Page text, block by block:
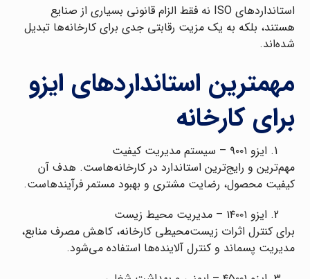
استانداردهای ISO نه فقط الزام قانونی بسیاری از صنایع
هستند، بلکه به یک مزیت رقابتی جدی برای کارخانه‌ها تبدیل
شده‌اند.
مهمترین استانداردهای ایزو
برای کارخانه
ایزو ۹۰۰۱ – سیستم مدیریت کیفیت
مهم‌ترین و رایج‌ترین استاندارد در کارخانه‌هاست. هدف آن
کیفیت محصول، رضایت مشتری و بهبود مستمر فرآیندهاست.
ایزو ۱۴۰۰۱ – مدیریت محیط زیست
برای کنترل اثرات زیست‌محیطی کارخانه، کاهش مصرف منابع،
مدیریت پسماند و کنترل آلاینده‌ها استفاده می‌شود.